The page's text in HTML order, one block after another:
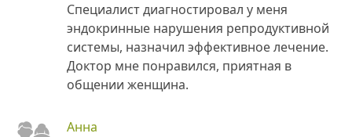
Специалист диагностировал у меня
эндокринные нарушения репродуктивной
системы, назначил эффективное лечение.
Доктор мне понравился, приятная в
общении женщина.
Анна